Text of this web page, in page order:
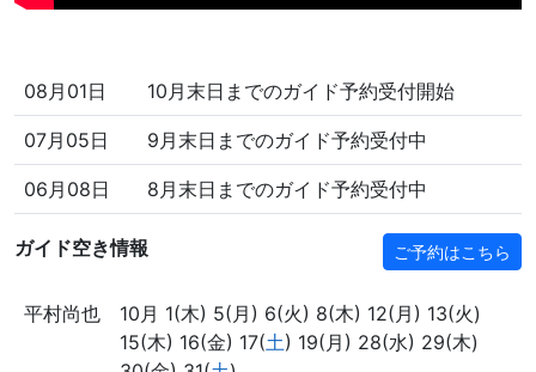
08月01日 10月末日までのガイド予約受付開始
07月05日 9月末日までのガイド予約受付中
06月08日 8月末日までのガイド予約受付中
ガイド空き情報 ご予約はこちら
平村尚也
10月 1(木) 5(月) 6(火) 8(木) 12(月) 13(火)
15(木) 16(金) 17(土) 19(月) 28(水) 29(木)